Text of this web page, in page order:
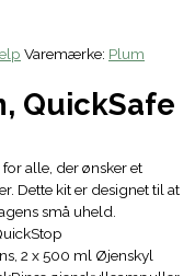
Varemærke: Plum
QuickSafe
alle, der ønsker et
Dette kit er designet til at
små uheld.
2 x 500 ml Øjenskyl